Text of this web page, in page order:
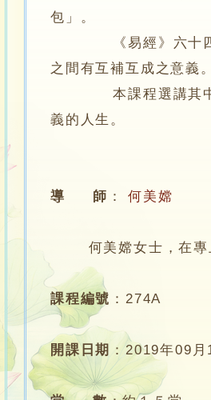
包」。
《易經》六十四卦排
之間有互補互成之意義
本課程選講其中若干
義的人生。
導 師 ： 何美嫦
何美嫦女士，在專上
課程編號 ：274A
開課日期 ：2019年09月